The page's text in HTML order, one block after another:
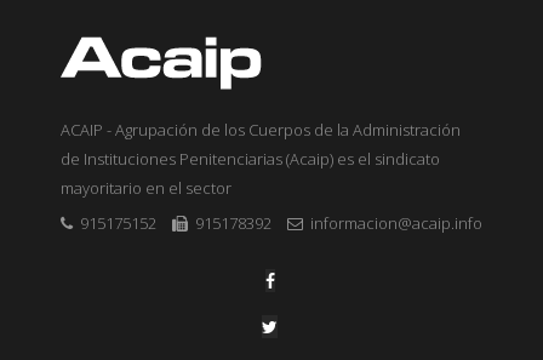
ACAIP - Agrupación de los Cuerpos de la Administración
de Instituciones Penitenciarias (Acaip) es el sindicato
mayoritario en el sector
915175152
915178392 informacion@acaip.info